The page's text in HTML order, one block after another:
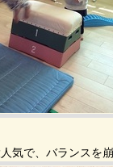
気で、バランスを